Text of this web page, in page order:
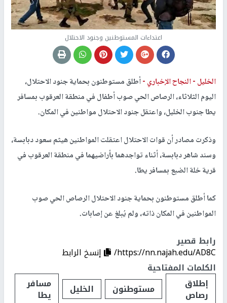
اعتداءات المستوطنين وجنود الاحتلال
الخليل -النجاح الإخباري -أطلق مستوطنون بحماية جنود الاحتلال،
اليوم الثلاثاء، الرصاص الحي صوب أطفال في منطقة العرقوب بمسافر
يطا جنوب الخليل، واعتقل جنود الاحتلال مواطنين في المكان.
وذكرت مصادر أن قوات الاحتلال اعتقلت المواطنين هيثم سعود دبابسة،
وسند شاهر دبابسة، أثناء تواجدهما بأراضيهما في منطقة العرقوب في
قرية خلة الضبع بمسافر يطا.
كما أطلق مستوطنون بحماية جنود الاحتلال الرصاص الحي صوب
المواطنين في المكان ذاته، ولم يُبلغ عن إصابات.
رابط قصير
https://nn.najah.edu/AD8C/
إنسخ الرابط
الكلمات المفتاحية
إطلاق
رصاص مستوطنون الخليل مسافر
يطا